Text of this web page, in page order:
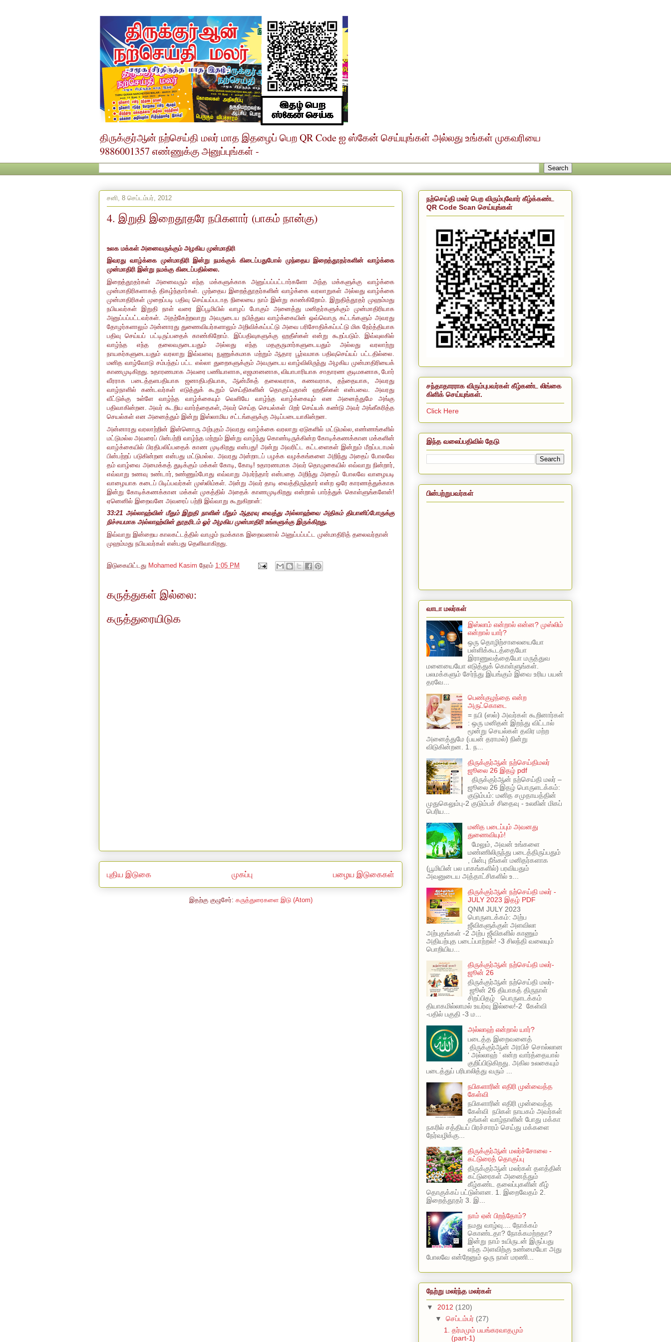
திருக்குர்ஆன் நற்செய்தி மலர் மாத இதழைப் பெற QR Code ஐ ஸ்கேன் செய்யுங்கள் அல்லது உங்கள் முகவரியை
9886001357 எண்ணுக்கு அனுப்புங்கள் -
சனி, 8 செப்டம்பர், 2012
4. இறுதி இறைதூதரே நபிகளார் (பாகம் நான்கு)
உலக மக்கள் அனைவருக்கும் அழகிய முன்மாதிரி
இவரது வாழ்க்கை முன்மாதிரி இன்று நமக்குக் கிடைப்பதுபோல் முந்தைய இறைத்தூதர்களின் வாழ்க்கை
முன்மாதிரி இன்று நமக்கு கிடைப்பதில்லை.
இறைத்தூதர்கள் அனைவரும் எந்த மக்களுக்காக அனுப்பப்பட்டார்களோ அந்த மக்களுக்கு வாழ்க்கை
முன்மாதிரிகளாகத் திகழ்ந்தார்கள். முந்தைய இறைத்தூதர்களின் வாழ்க்கை வரலாறுகள் அல்லது வாழ்க்கை
முன்மாதிரிகள் முறைப்படி பதிவு செய்யப்படாத நிலையை நாம் இன்று காண்கிறோம். இறுதித்தூதர் முஹம்மது
நபியவர்கள் இறுதி நாள் வரை இப்பூமியில் வாழப் போகும் அனைத்து மனிதர்களுக்கும் முன்மாதிரியாக
அனுப்பப்பட்டவர்கள். அதற்கேற்றவாறு அவருடைய நபித்துவ வாழ்க்கையின் ஒவ்வொரு கட்டங்களும் அவரது
தோழர்களாலும் அன்னாரது துணைவியர்களாலும் அறிவிக்கப்பட்டு அவை பரிசோதிக்கப்பட்டு மிக நேர்த்தியாக
பதிவு செய்யப் பட்டிருப்பதைக் காண்கிறோம். இப்பதிவுகளுக்கு ஹதீஸ்கள் என்று கூறப்படும். இவ்வுலகில்
வாழ்ந்த எந்த தலைவருடையதும் அல்லது எந்த மதகுருமார்களுடையதும் அல்லது வரலாற்று
நாயகர்களுடையதும் வரலாறு இவ்வளவு நுணுக்கமாக மற்றும் ஆதார பூர்வமாக பதிவுசெய்யப் பட்டதில்லை.
மனித வாழ்வோடு சம்பந்தப் பட்ட எல்லா துறைகளுக்கும் அவருடைய வாழ்விலிருந்து அழகிய முன்மாதிரியைக்
காணமுடிகிறது. உதாரணமாக அவரை பணியாளாக, எஜமானனாக ,வியாபாரியாக சாதாரண குடிமகனாக, போர்
வீரராக
படைத்தளபதியாக ஜனாதிபதியாக, ஆன்மீகத் தலைவராக ,கணவராக ,தந்தையாக ,அவரது
வாழ்நாளில் கண்டவர்கள் எடுத்துக் கூறும் செய்திகளின் தொகுப்புதான் ஹதீஸ்கள் என்பவை. அவரது
வீட்டுக்கு உள்ளே வாழ்ந்த வாழ்க்கையும் வெளியே வாழ்ந்த வாழ்க்கையும் என அனைத்துமே அங்கு
பதிவாகின்றன. அவர் கூ.றிய வார்த்தைகள், அவர் செய்த செயல்கள் பிறர் செய்யக் கண்டு அவர் அங்கீகரித்த
செயல்கள் என அனைத்தும் இன்று இஸ்லாமிய சட்டங்களுக்கு அடிப்படையாகின்றன.
அன்னாரது வரலாற்றின் இன்னொரு அற்புதம் அவரது வாழ்க்கை வரலாறு ஏடுகளில் மட்டுமல்ல ,எண்ணங்களில்
மட்டுமல்ல அவரைப் பின்பற்றி வாழ்ந்த மற்றும் இன்று வாழ்ந்து கொண்டிருக்கின்ற கோடிக்கணக்கான மக்களின்
வாழ்க்கையில் பிரதிபலிப்பதைக் காண முடிகிறது என்பது! அன்று அவரிட்ட கட்டளைகள் இன்றும் மீறப்படாமல்
பின்பற்றப் படுகின்றன என்பது மட்டுமல்ல. அவரது அன்றாடப் பழக்க வழக்கங்களை அறிந்து அதைப் போலவே
தம் வாழ்வை அமைக்கத் துடிக்கும் மக்கள் கோடி கோடி! உதாரணமாக அவர் தொழுகையில் எவ்வாறு நின்றார்
எவ்வாறு உணவு உண்டார் ,உண்ணும்போது எவ்வாறு அமர்ந்தார் என்பதை அறிந்து அதைப் போலவே வாழையடி
வாழையாக கடைப் பிடிப்பவர்கள் முஸ்லிம்கள். அன்று அவர் தாடி வைத்திருந்தார் என்ற ஒரே காரணத்துக்காக
இன்று கோடிக்கணக்கான மக்கள் முகத்தில் அதைக் காணமுடிகிறது என்றால் பார்த்துக் கொள்ளுங்களேன்!
ஏனெனில் இறைவனே அவரைப் பற்றி இவ்வாறு கூறுகிறான்:
33:21 அல்லாஹ்வின் மீதும் இறுதி நாளின் மீதும் ஆதரவு வைத்து அல்லாஹ்வை அதிகம் தியானிப்போருக்கு
நிச்சயமாக அல்லாஹ்வின் தூதரிடம் ஓர் அழகிய முன்மாதிரி உங்களுக்கு இருக்கிறது.
இவ்வாறு இன்றைய காலகட்டத்தில் வாழும் நமக்காக இறைவனால் அனுப்பப்பட்ட முன்மாதிரித் தலைவர்தான்
முஹம்மது நபியவர்கள் என்பது தெளிவாகிறது.
இடுகையிட்டது Mohamed Kasim நேரம் 1:05 PM
கருத்துகள் இல்லை:
கருத்துரையிடுக
புதிய இடுகை பழைய இடுகைகள்
முகப்பு
இதற்கு குழுசேர்: கருத்துரைகளை இடு (Atom)
நற்செய்தி மலர் பெற விரும்புவோர் கீழ்க்கண்ட
QR Code Scan செய்யுங்கள்
சந்தாதாரராக விரும்புபவர்கள் கீழ்கண்ட லிங்கை
கிளிக் செய்யுங்கள்.
Click Here
இந்த வலைப்பதிவில் தேடு
பின்பற்றுபவர்கள்
வாடா மலர்கள்
இஸ்லாம் என்றால் என்ன? முஸ்லிம்
என்றால் யார்?
ஒரு தொழிற்சாலையையோ
பள்ளிக்கூடத்தையோ
இராணுவத்தையோ மருத்துவ
மனையையோ எடுத்துக் கொள்ளுங்கள்.
பலமக்களும் சேர்ந்து இயங்கும் இவை உரிய பயன்
தரவே...
பெண்குழந்தை என்ற
அருட்கொடை
= நபி (ஸல்) அவர்கள் கூறினார்கள்
: ஒரு மனிதன் இறந்து விட்டால்
மூன்று செயல்கள் தவிர மற்ற
அனைத்துமே (பயன் தராமல்) நின்று
விடுகின்றன. 1. ந...
திருக்குர்ஆன் நற்செய்திமலர்
ஜூலை 26 இதழ் pdf
திருக்குர்ஆன் நற்செய்தி மலர் –
ஜூலை 26 இதழ் பொருளடக்கம்:
குடும்பம்: மனித சமுதாயத்தின்
முதுகெலும்பு-2 குடும்பச் சிதைவு - உலகின் மிகப்
பெரிய...
மனித படைப்பும் அவனது
துணைவியும்!
மேலும், அவன் உங்களை
மண்ணிலிருந்து படைத்திருப்பதும்
, பின்பு நீங்கள் மனிதர்களாக
(பூமியின் பல பாகங்களில்) பரவியதும்
அவனுடைய அத்தாட்சிகளில் உ...
திருக்குர்ஆன் நற்செய்தி மலர் -
JULY 2023 இதழ் PDF
QNM JULY 2023
பொருளடக்கம்: அற்ப
ஜீவிகளுக்குள் அளவிலா
அற்புதங்கள் -2 அற்ப ஜீவிகளில் காணும்
அதியற்புத படைப்பாற்றல்! -3 சிலந்தி வலையும்
பொறியிய...
திருக்குர்ஆன் நற்செய்தி மலர்-
ஜூன் 26
திருக்குர்ஆன் நற்செய்தி மலர்-
ஜூன் 26 தியாகத் திருநாள்
சிறப்பிதழ் பொருளடக்கம்
தியாகமில்லாமல் உயர்வு இல்லை!-2 கேள்வி
-பதில் பகுதி -3 ம...
அல்லாஹ் என்றால் யார்?
படைத்த இறைவனைத்
திருக்குர்ஆன் அரபிச் சொல்லான
‘ அல்லாஹ் ’ என்ற வார்த்தையால்
குறிப்பிடுகிறது. அகில உலகையும்
படைத்துப் பரிபாலித்து வரும் ...
நபிகளாரின் எதிரி முன்வைத்த
கேள்வி
நபிகளாரின் எதிரி முன்வைத்த
கேள்வி நபிகள் நாயகம் அவர்கள்
தங்கள் வாழ்நாளின் போது மக்கா
நகரில் சத்தியப் பிரச்சாரம் செய்து மக்களை
நேர்வழிக்கு...
திருக்குர்ஆன் மலர்ச்சோலை -
கட்டுரைத் தொகுப்பு
திருக்குர்ஆன் மலர்கள் தளத்தின்
கட்டுரைகள் அனைத்தும்
கீழ்கண்ட தலைப்புகளின் கீழ்
தொகுக்கப் பட்டுள்ளன. 1. இறைவேதம் 2.
இறைத்தூதர் 3. இ...
நாம் ஏன் பிறந்தோம்?
நமது வாழ்வு.... நோக்கம்
கொண்டதா? நோக்கமற்றதா?
இன்று நாம் உயிருடன் இருப்பது
எந்த அளவிற்கு உண்மையோ அது
போலவே என்றேனும் ஒரு நாள் மரணி...
நேற்று மலர்ந்த மலர்கள்
▼ 2012 (120)
▼ செப்டம்பர் (27)
1. தர்மமும் பயங்கரவாதமும்
(part-1)